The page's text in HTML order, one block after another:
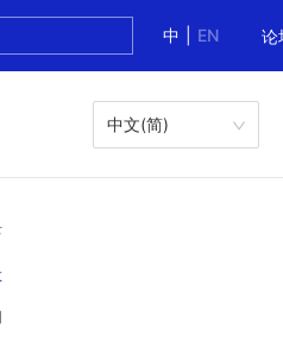
中
EN 论
中文(简)